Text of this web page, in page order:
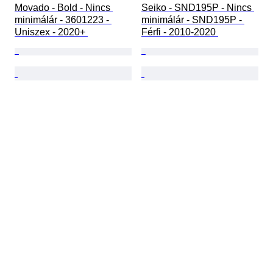
Movado - Bold - Nincs
minimálár - 3601223 -
Uniszex - 2020+
Seiko - SND195P - Nincs
minimálár - SND195P -
Férfi - 2010-2020